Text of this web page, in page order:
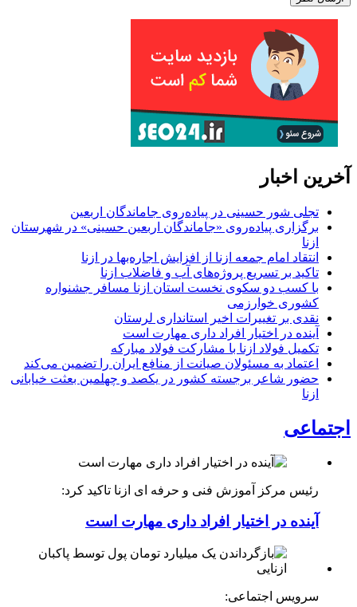
آخرین اخبار
تجلی شور حسینی در پیاده‌روی جاماندگان اربعین
برگزاری پیاده‌روی «جاماندگان اربعین حسینی» در شهرستان
ازنا
انتقاد امام جمعه ازنا از افزایش اجاره‌بها در ازنا
تاکید بر تسریع پروژه‌های آب و فاضلاب ازنا
با کسب دو سکوی نخست استان ازنا مسافر جشنواره
کشوری خوارزمی
نقدی بر تغییرات اخیر استانداری لرستان
آینده در اختیار افراد داری مهارت است
تکمیل فولاد ازنا با مشارکت فولاد مبارکه
اعتماد به مسئولان صیانت از منافع ایران را تضمین می‌کند
حضور شاعر برجسته کشور در یکصد و چهلمین بعثت خیابانی
ازنا
اجتماعی
رئیس مرکز آموزش فنی و حرفه ای ازنا تاکید کرد:
آینده در اختیار افراد داری مهارت است
سرویس اجتماعی: